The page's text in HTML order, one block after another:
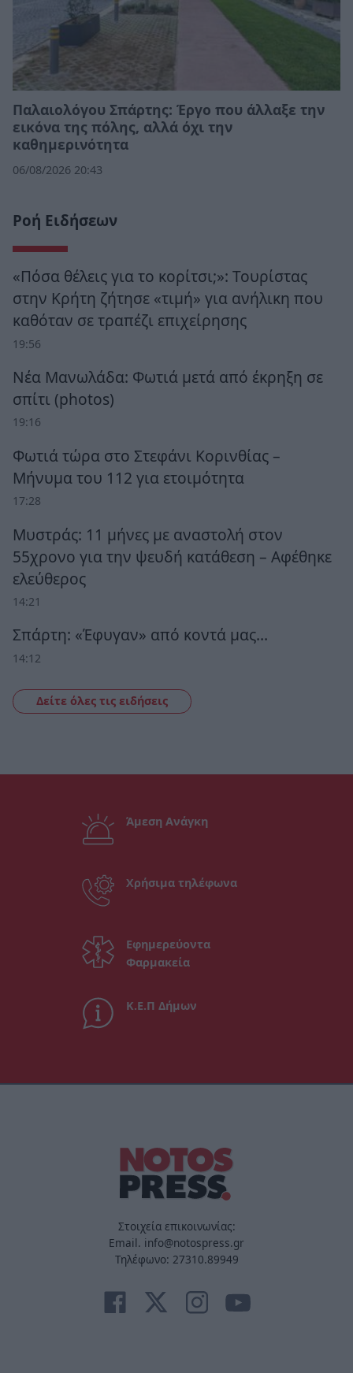
Παλαιολόγου Σπάρτης: Έργο που άλλαξε την
εικόνα της πόλης, αλλά όχι την
καθημερινότητα
06/08/2026 20:43
Ροή Ειδήσεων
«Πόσα θέλεις για το κορίτσι;»: Τουρίστας
στην Κρήτη ζήτησε «τιμή» για ανήλικη που
καθόταν σε τραπέζι επιχείρησης
19:56
Νέα Μανωλάδα: Φωτιά μετά από έκρηξη σε
σπίτι (photos)
19:16
Φωτιά τώρα στο Στεφάνι Κορινθίας –
Μήνυμα του 112 για ετοιμότητα
17:28
Μυστράς: 11 μήνες με αναστολή στον
55χρονο για την ψευδή κατάθεση – Αφέθηκε
ελεύθερος
14:21
Σπάρτη: «Έφυγαν» από κοντά μας…
14:12
Δείτε όλες τις ειδήσεις
Άμεση Ανάγκη
Χρήσιμα τηλέφωνα
Εφημερεύοντα
Φαρμακεία
Κ.Ε.Π Δήμων
Στοιχεία επικοινωνίας:
Email. info@notospress.gr
Τηλέφωνο: 27310.89949